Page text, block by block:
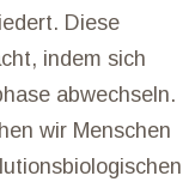
Diese
indem sich
abwechseln.
wir Menschen